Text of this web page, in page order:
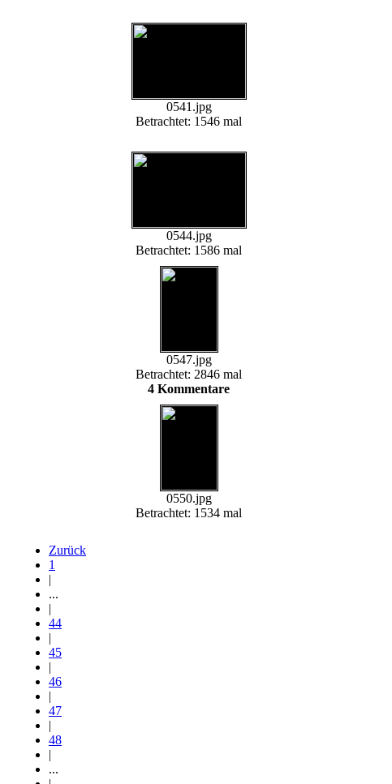
0541.jpg
Betrachtet: 1546 mal
0544.jpg
Betrachtet: 1586 mal
0547.jpg
Betrachtet: 2846 mal
4 Kommentare
0550.jpg
Betrachtet: 1534 mal
Zurück
1
|
...
|
44
|
45
|
46
|
47
|
48
|
...